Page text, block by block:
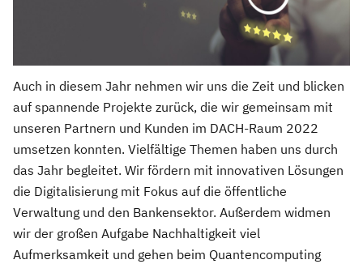
Auch in diesem Jahr nehmen wir uns die Zeit und blicken
auf spannende Projekte zurück, die wir gemeinsam mit
unseren Partnern und Kunden im DACH-Raum 2022
umsetzen konnten. Vielfältige Themen haben uns durch
das Jahr begleitet. Wir fördern mit innovativen Lösungen
die Digitalisierung mit Fokus auf die öffentliche
Verwaltung und den Bankensektor. Außerdem widmen
wir der großen Aufgabe Nachhaltigkeit viel
Aufmerksamkeit und gehen beim Quantencomputing